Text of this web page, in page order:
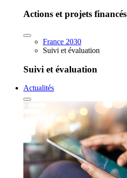
Actions et projets financés
France 2030
Suivi et évaluation
Suivi et évaluation
Actualités